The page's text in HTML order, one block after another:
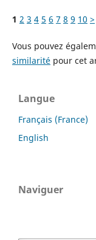
1 2 3 4 5 6 7 8 9 10 >
Vous pouvez
similaritépour cet
Langue
Français (France)
English
Naviguer